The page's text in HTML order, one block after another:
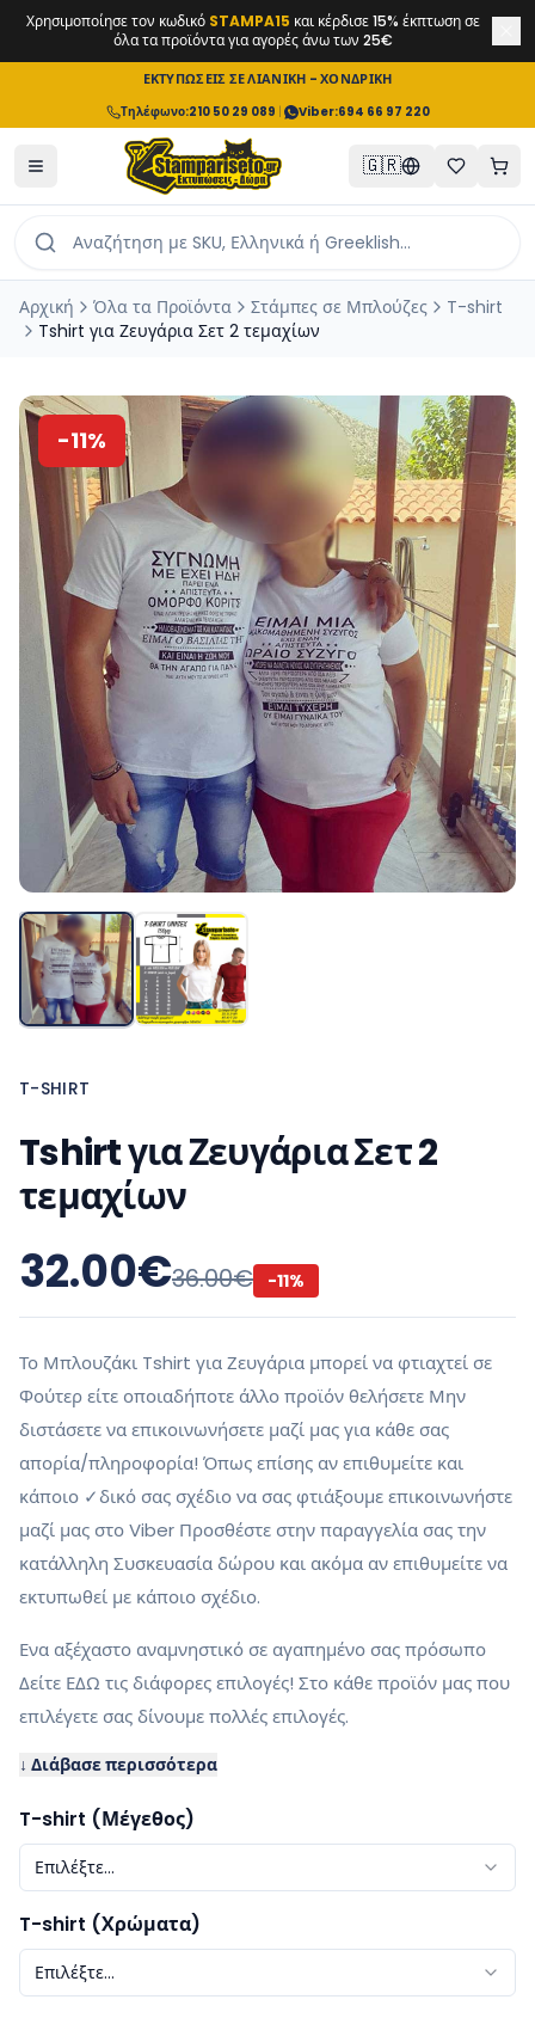
Χρησιμοποίησε τον κωδικό STAMPA15 και κέρδισε 15% έκπτωση σε
όλα τα προϊόντα για αγορές άνω των 25€
ΕΚΤΥΠΩΣΕΙΣ ΣΕ ΛΙΑΝΙΚΗ - ΧΟΝΔΡΙΚΗ
Τηλέφωνο:210 50 29 089 | Viber:694 66 97 220
🇬🇷
Αρχική Όλα τα Προϊόντα Στάμπες σε Μπλούζες
T-shirt
Tshirt για Ζευγάρια Σετ 2 τεμαχίων
-11%
T-SHIRT
Tshirt για Ζευγάρια Σετ 2
τεμαχίων
32.00€36.00€ -11%
Το Μπλουζάκι Tshirt για Ζευγάρια μπορεί να φτιαχτεί σε
Φούτερ είτε οποιαδήποτε άλλο προϊόν θελήσετε Μην
διστάσετε να επικοινωνήσετε μαζί μας για κάθε σας
απορία/πληροφορία! Όπως επίσης αν επιθυμείτε και
κάποιο ✓δικό σας σχέδιο να σας φτιάξουμε επικοινωνήστε
μαζί μας στο Viber Προσθέστε στην παραγγελία σας την
κατάλληλη Συσκευασία δώρου και ακόμα αν επιθυμείτε να
εκτυπωθεί με κάποιο σχέδιο.
Ενα αξέχαστο αναμνηστικό σε αγαπημένο σας πρόσωπο
Δείτε ΕΔΩ τις διάφορες επιλογές! Στο κάθε προϊόν μας που
επιλέγετε σας δίνουμε πολλές επιλογές.
↓ Διάβασε περισσότερα
T-shirt (Μέγεθος)
Επιλέξτε...
T-shirt (Χρώματα)
Επιλέξτε...